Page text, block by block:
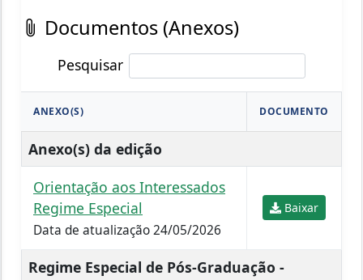
Documentos (Anexos)
Pesquisar
ANEXO(S) DOCUMENTO
Anexo(s) da edição
Orientação aos Interessados
Regime Especial
Data de atualização 24/05/2026
Baixar
Regime Especial de Pós-Graduação -